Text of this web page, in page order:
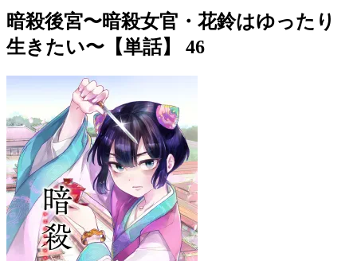
暗殺後宮〜暗殺女官・花鈴はゆったり
生きたい〜【単話】 46